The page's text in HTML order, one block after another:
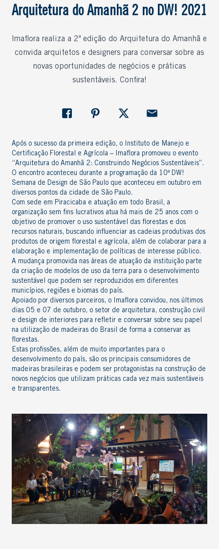
Arquitetura do Amanhã 2 no DW! 2021
Imaflora realiza a 2ª edição do Arquitetura do Amanhã e
convida arquitetos e designers para conversar sobre as
novas oportunidades de negócios e práticas
sustentáveis. Confira!
Após o sucesso da primeira edição, o Instituto de Manejo e
Certificação Florestal e Agrícola – Imaflora promoveu o evento
“Arquitetura do Amanhã 2: Construindo Negócios Sustentáveis”.
O encontro aconteceu durante a programação da 10ª DW!
Semana de Design de São Paulo que aconteceu em outubro em
diversos pontos da cidade de São Paulo.
Com sede em Piracicaba e atuação em todo Brasil, a
organização sem fins lucrativos atua há mais de 25 anos com o
objetivo de promover o uso sustentável das florestas e dos
recursos naturais, buscando influenciar as cadeias produtivas dos
produtos de origem florestal e agrícola, além de colaborar para a
elaboração e implementação de políticas de interesse público.
A mudança promovida nas áreas de atuação da instituição parte
da criação de modelos de uso da terra para o desenvolvimento
sustentável que podem ser reproduzidos em diferentes
municípios, regiões e biomas do país.
Apoiado por diversos parceiros, o Imaflora convidou, nos últimos
dias 05 e 07 de outubro, o setor de arquitetura, construção civil
e design de interiores para refletir e conversar sobre seu papel
na utilização de madeiras do Brasil de forma a conservar as
florestas.
Estas profissões, além de muito importantes para o
desenvolvimento do país, são os principais consumidores de
madeiras brasileiras e podem ser protagonistas na construção de
novos negócios que utilizam práticas cada vez mais sustentáveis
e transparentes.